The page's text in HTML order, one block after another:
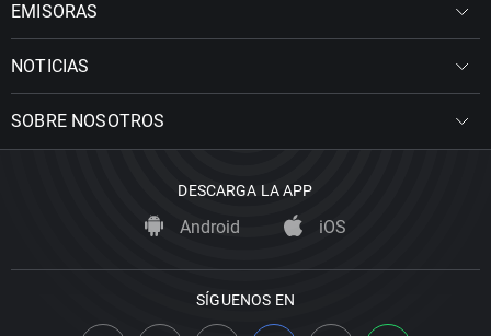
EMISORAS
NOTICIAS
SOBRE NOSOTROS
DESCARGA LA APP
Android iOS
SÍGUENOS EN